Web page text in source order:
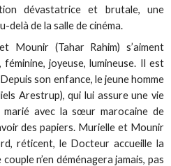
dévastatrice et brutale, une
delà de la salle de cinéma.
Mounir (Tahar Rahim) s’aiment
joyeuse, lumineuse. Il est
son enfance, le jeune homme
Arestrup), qui lui assure une vie
marié avec la sœur marocaine de
des papiers. Murielle et Mounir
réticent, le Docteur accueille la
n’en déménagera jamais, pas